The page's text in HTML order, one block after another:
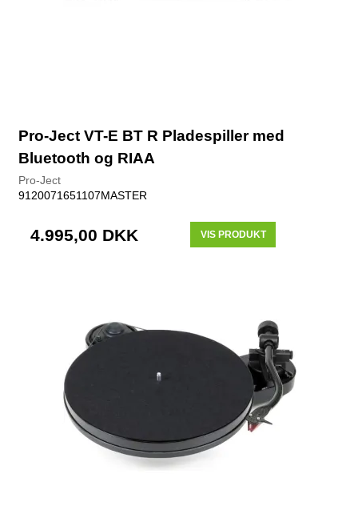
Pro-Ject VT-E BT R Pladespiller med
Bluetooth og RIAA
Pro-Ject
9120071651107MASTER
4.995,00 DKK VIS PRODUKT